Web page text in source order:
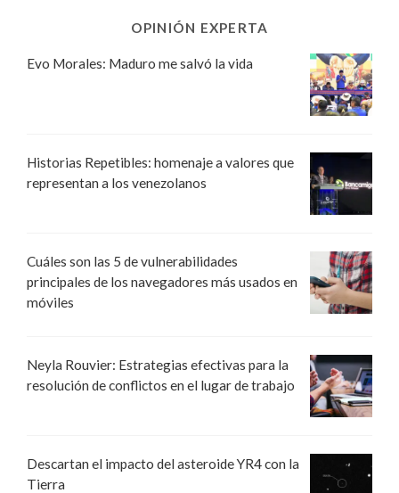
OPINIÓN EXPERTA
Evo Morales: Maduro me salvó la vida
Historias Repetibles: homenaje a valores que
representan a los venezolanos
Cuáles son las 5 de vulnerabilidades
principales de los navegadores más usados en
móviles
Neyla Rouvier: Estrategias efectivas para la
resolución de conflictos en el lugar de trabajo
Descartan el impacto del asteroide YR4 con la
Tierra